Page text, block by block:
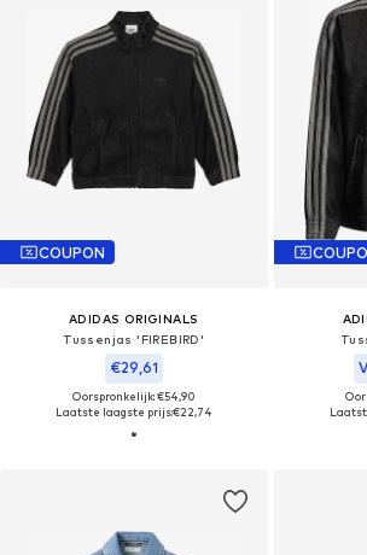
COUPON
ADIDAS ORIGINALS
Tussenjas 'FIREBIRD'
€29,61
Oorspronkelijk: €54,90
Laatste laagste prijs:€22,74